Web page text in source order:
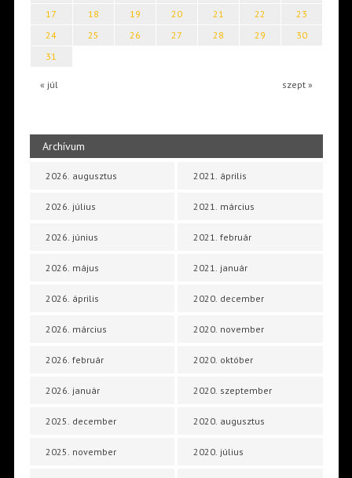
« júl szept »
17
18 19 20 21 22
23
24
25 26 27 28 29
30
31
Archívum
2026. augusztus
2026. július
2026. június
2026. május
2026. április
2026. március
2026. február
2026. január
2025. december
2025. november
2021. április
2021. március
2021. február
2021. január
2020. december
2020. november
2020. október
2020. szeptember
2020. augusztus
2020. július